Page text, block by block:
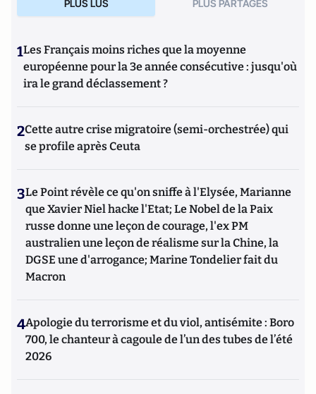
PLUS LUS PLUS PARTAGES
1Les Français moins riches que la moyenne
européenne pour la 3e année consécutive : jusqu'où
ira le grand déclassement ?
2Cette autre crise migratoire (semi-orchestrée) qui
se profile après Ceuta
3Le Point révèle ce qu'on sniffe à l'Elysée, Marianne
que Xavier Niel hacke l'Etat; Le Nobel de la Paix
russe donne une leçon de courage, l'ex PM
australien une leçon de réalisme sur la Chine, la
DGSE une d'arrogance; Marine Tondelier fait du
Macron
4Apologie du terrorisme et du viol, antisémite : Boro
700, le chanteur à cagoule de l’un des tubes de l’été
2026